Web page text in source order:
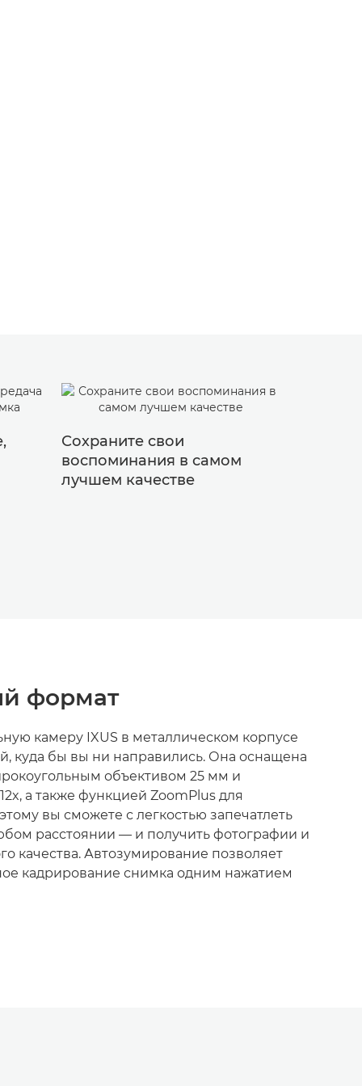
СЛАЙД
Сохраните свои
воспоминания в самом
лучшем качестве
формат
камеру IXUS в металлическом корпусе
куда бы вы ни направились. Она оснащена
объективом 25 мм и
а также функцией ZoomPlus для
вы сможете с легкостью запечатлеть
расстоянии — и получить фотографии и
качества. Автозумирование позволяет
кадрирование снимка одним нажатием